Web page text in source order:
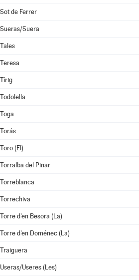
Sot de Ferrer
Sueras/Suera
Tales
Teresa
Tírig
Todolella
Toga
Torás
Toro (El)
Torralba del Pinar
Torreblanca
Torrechiva
Torre d'en Besora (La)
Torre d'en Doménec (La)
Traiguera
Useras/Useres (Les)